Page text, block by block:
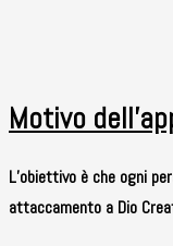
Motivo
L’obiettivo è che ogni
attaccamento a Dio